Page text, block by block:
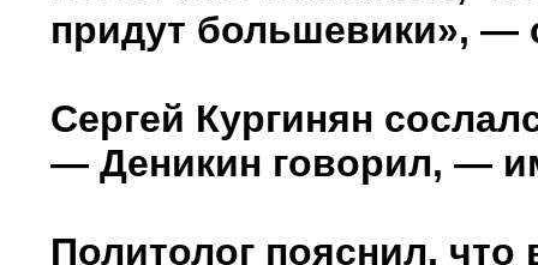
придут большевики», —
Сергей Кургинян
— Деникин говорил, —
Политолог пояснил,